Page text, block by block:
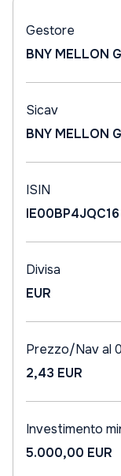
Gestore
BNY MELLON
Sicav
BNY MELLON
ISIN
IE00BP4JQC16
Divisa
EUR
Prezzo/Nav al
2,43 EUR
Investimento
5.000,00 EUR